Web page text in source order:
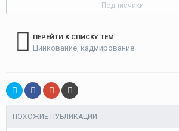
Подписчики
ПЕРЕЙТИ К СПИСКУ ТЕМ
Цинкование, кадмирование
ПОХОЖИЕ ПУБЛИКАЦИИ